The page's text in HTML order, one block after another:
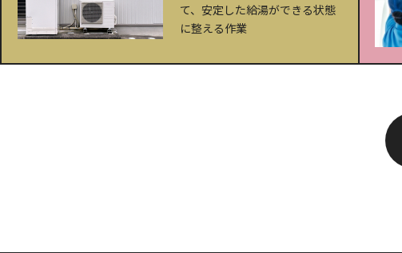
て、安定した給湯ができる状態
に整える作業